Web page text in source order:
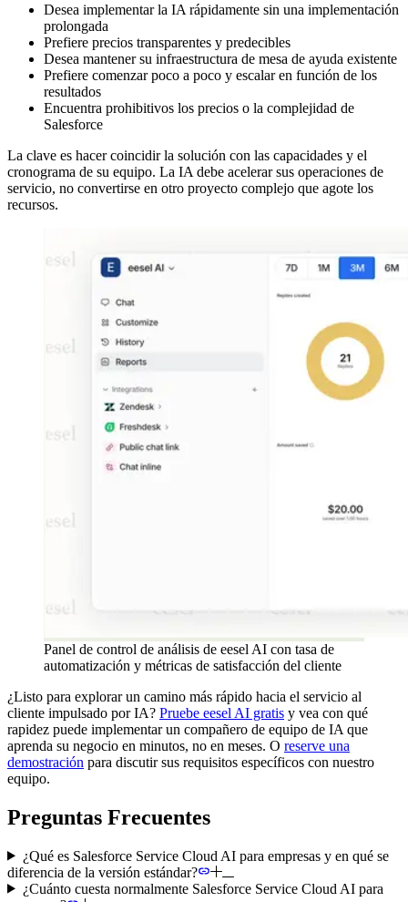
Desea implementar la IA rápidamente sin una implementación
prolongada
Prefiere precios transparentes y predecibles
Desea mantener su infraestructura de mesa de ayuda existente
Prefiere comenzar poco a poco y escalar en función de los
resultados
Encuentra prohibitivos los precios o la complejidad de
Salesforce
La clave es hacer coincidir la solución con las capacidades y el
cronograma de su equipo. La IA debe acelerar sus operaciones de
servicio, no convertirse en otro proyecto complejo que agote los
recursos.
Panel de control de análisis de eesel AI con tasa de
automatización y métricas de satisfacción del cliente
¿Listo para explorar un camino más rápido hacia el servicio al
cliente impulsado por IA? Pruebe eesel AI gratis y vea con qué
rapidez puede implementar un compañero de equipo de IA que
aprenda su negocio en minutos, no en meses. O reserve una
demostración para discutir sus requisitos específicos con nuestro
equipo.
Preguntas Frecuentes
¿Qué es Salesforce Service Cloud AI para empresas y en qué se
diferencia de la versión estándar?
¿Cuánto cuesta normalmente Salesforce Service Cloud AI para